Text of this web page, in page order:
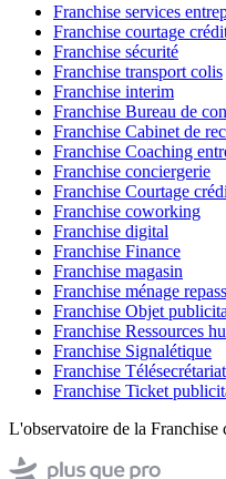
Franchise services
Franchise courtage
Franchise sécurité
Franchise transport colis
Franchise interim
Franchise Bureau de
Franchise Cabinet de
Franchise Coaching
Franchise conciergerie
Franchise Courtage
Franchise coworking
Franchise digital
Franchise Finance
Franchise magasin
Franchise ménage
Franchise Objet
Franchise Ressources
Franchise Signalétique
Franchise Télésecrétariat
Franchise Ticket
L'observatoire de la Franchise